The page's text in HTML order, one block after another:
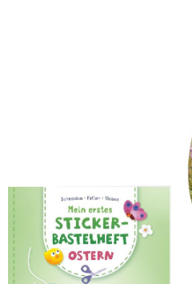
Mein erstes Sticker-Bastelheft -
Ostern